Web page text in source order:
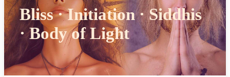
Bliss · Initiation · Siddhis
· Body of Light